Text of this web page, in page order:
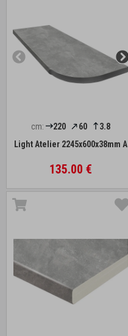
cm: 220 60
3.8
Light Atelier 2245x600x38mm A
135.00 €